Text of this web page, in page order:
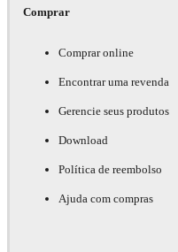
Comprar
Comprar online
Encontrar uma revenda
Gerencie seus produtos
Download
Política de reembolso
Ajuda com compras